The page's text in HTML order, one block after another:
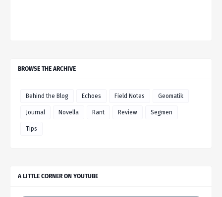
BROWSE THE ARCHIVE
Behind the Blog Echoes Field Notes Geomatik
Journal Novella Rant Review Segmen
Tips
A LITTLE CORNER ON YOUTUBE